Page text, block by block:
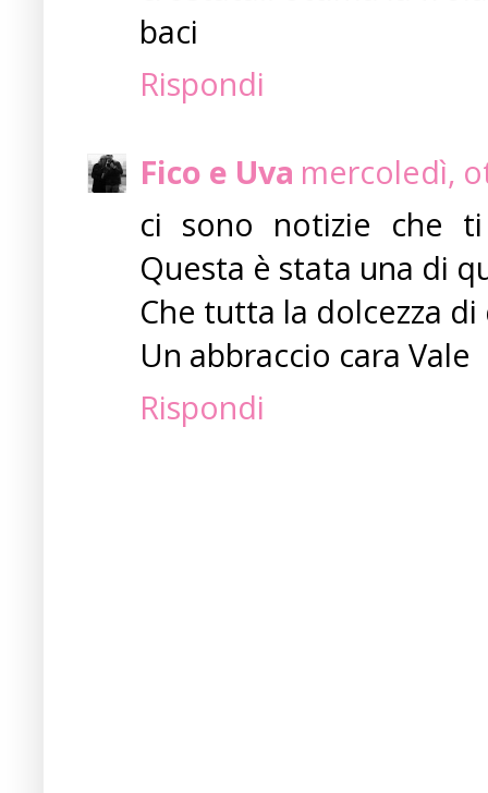
baci
Rispondi
Fico e Uva mercoledì,
ci sono notizie che
Questa è stata una di
Che tutta la dolcezza
Un abbraccio cara Vale
Rispondi